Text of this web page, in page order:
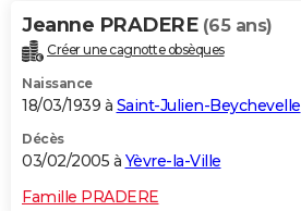
Jeanne PRADERE (65 ans)
Créer une cagnotte obsèques
Naissance
18/03/1939 à Saint-Julien-Beychevelle
Décès
03/02/2005 à Yèvre-la-Ville
Famille PRADERE